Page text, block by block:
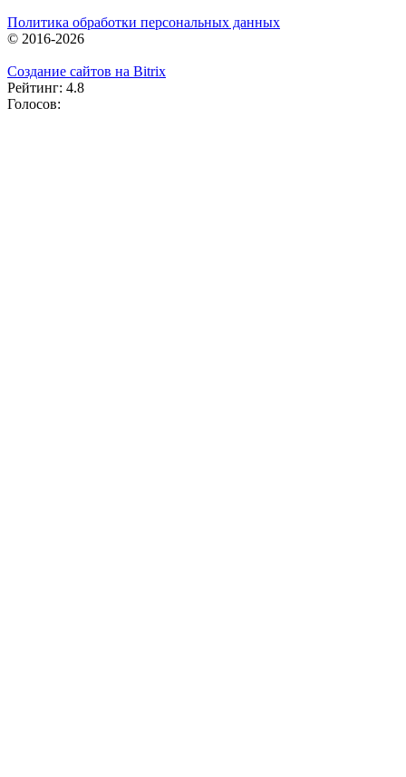
Политика обработки персональных данных
© 2016-2026
Создание сайтов на Bitrix
Рейтинг: 4.8
Голосов: